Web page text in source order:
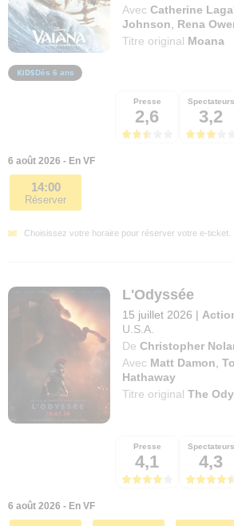
Avec Catherine
Johnson
Rena
Titre original Moana
Dès 6 ans
Presse
2,6
Spectateurs
3,2
6 août 2026 - En VF
14:00
Réserver
Choisissez votre horaire pour réserver votre e-ticket.
L'Odyssée
15 juillet 2026 |
U.S.A.
De Christopher
Avec Matt Damon ,
Hathaway
Titre originalThe
Presse
4,1
Spectateurs
4,3
6 août 2026 - En VF